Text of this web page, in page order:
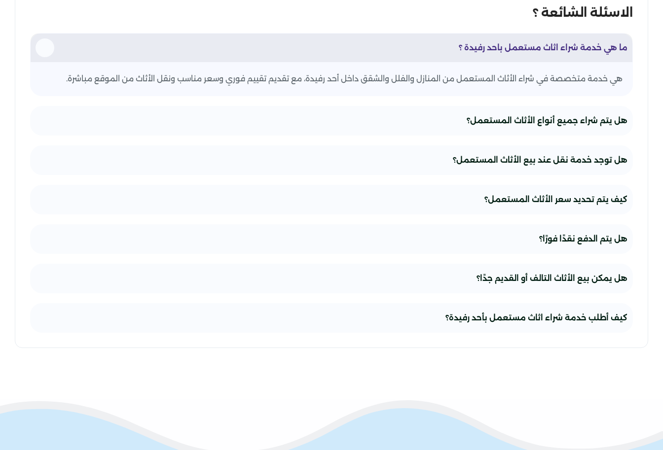
الاسئلة الشائعة ؟
ما هي خدمة شراء اثاث مستعمل باحد رفيدة ؟
هي خدمة متخصصة في شراء الأثاث المستعمل من المنازل والفلل والشقق داخل أحد رفيدة، مع تقديم تقييم فوري وسعر مناسب ونقل الأثاث من الموقع مباشرة.
هل يتم شراء جميع أنواع الأثاث المستعمل؟
هل توجد خدمة نقل عند بيع الأثاث المستعمل؟
كيف يتم تحديد سعر الأثاث المستعمل؟
هل يتم الدفع نقدًا فورًا؟
هل يمكن بيع الأثاث التالف أو القديم جدًا؟
كيف أطلب خدمة شراء اثاث مستعمل بأحد رفيدة؟